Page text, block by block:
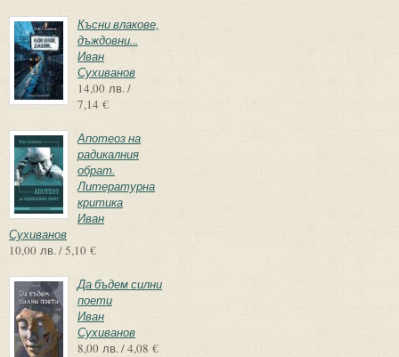
Късни влакове,
дъждовни...
Иван
Сухиванов
14,00 лв. /
7,14 €
Апотеоз на
радикалния
обрат.
Литературна
критика
Иван
Сухиванов
10,00 лв. / 5,10 €
Да бъдем силни
поети
Иван
Сухиванов
8,00 лв. / 4,08 €